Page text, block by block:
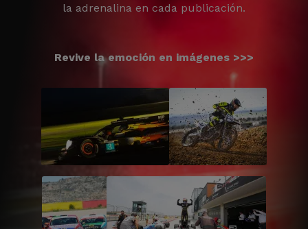
la adrenalina en cada publicación.
Revive la emoción en imágenes >>>